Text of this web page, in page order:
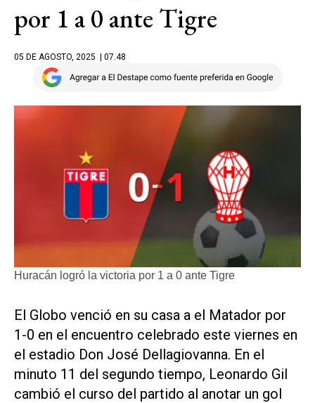
por 1 a 0 ante Tigre
05 DE AGOSTO, 2025 | 07.48
Huracán logró la victoria por 1 a 0 ante Tigre
El Globo venció en su casa a el Matador por
1-0 en el encuentro celebrado este viernes en
el estadio Don José Dellagiovanna. En el
minuto 11 del segundo tiempo, Leonardo Gil
cambió el curso del partido al anotar un gol